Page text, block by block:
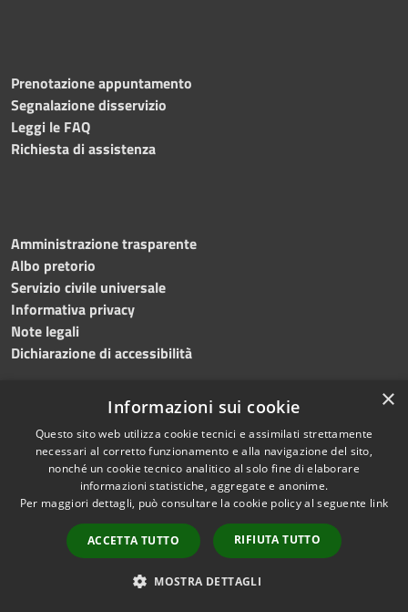
Prenotazione appuntamento
Segnalazione disservizio
Leggi le FAQ
Richiesta di assistenza
Amministrazione trasparente
Albo pretorio
Servizio civile universale
Informativa privacy
Note legali
Dichiarazione di accessibilità
RSS
Accessibilità
Cookie
Mappa del sito
Difensore civico
Copyright © 2023 •
Comune di Noicàttaro
Powered byMunicipium
Redazione•Portale
dipendente
WebMail Dipendenti
×
Informazioni sui cookie
Questo sito web utilizza cookie tecnici e assimilati strettamente
necessari al corretto funzionamento e alla navigazione del sito,
nonché un cookie tecnico analitico al solo fine di elaborare
informazioni statistiche, aggregate e anonime.
Per maggiori dettagli, può consultare la cookie policy al seguente link
ACCETTA TUTTO RIFIUTA TUTTO
MOSTRA DETTAGLI